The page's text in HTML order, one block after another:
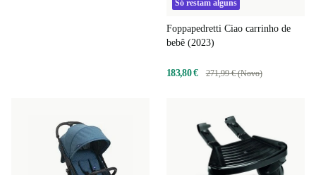
Só restam alguns
Foppapedretti Ciao carrinho de
bebê (2023)
183,80 € 271,99 € (Novo)